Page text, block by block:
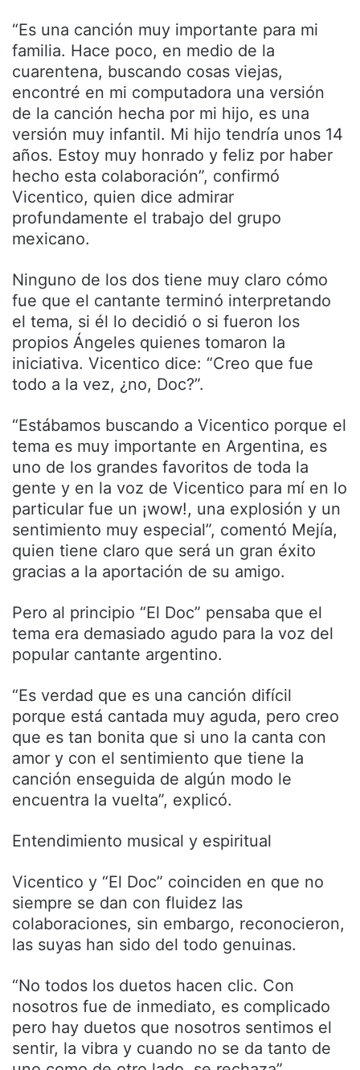
“Es una canción muy importante para mi
familia. Hace poco, en medio de la
cuarentena, buscando cosas viejas,
encontré en mi computadora una versión
de la canción hecha por mi hijo, es una
versión muy infantil. Mi hijo tendría unos 14
años. Estoy muy honrado y feliz por haber
hecho esta colaboración”, confirmó
Vicentico, quien dice admirar
profundamente el trabajo del grupo
mexicano.
Ninguno de los dos tiene muy claro cómo
fue que el cantante terminó interpretando
el tema, si él lo decidió o si fueron los
propios Ángeles quienes tomaron la
iniciativa. Vicentico dice: “Creo que fue
todo a la vez, ¿no, Doc?”.
“Estábamos buscando a Vicentico porque el
tema es muy importante en Argentina, es
uno de los grandes favoritos de toda la
gente y en la voz de Vicentico para mí en lo
particular fue un ¡wow!, una explosión y un
sentimiento muy especial”, comentó Mejía,
quien tiene claro que será un gran éxito
gracias a la aportación de su amigo.
Pero al principio “El Doc” pensaba que el
tema era demasiado agudo para la voz del
popular cantante argentino.
“Es verdad que es una canción difícil
porque está cantada muy aguda, pero creo
que es tan bonita que si uno la canta con
amor y con el sentimiento que tiene la
canción enseguida de algún modo le
encuentra la vuelta”, explicó.
Entendimiento musical y espiritual
Vicentico y “El Doc” coinciden en que no
siempre se dan con fluidez las
colaboraciones, sin embargo, reconocieron,
las suyas han sido del todo genuinas.
“No todos los duetos hacen clic. Con
nosotros fue de inmediato, es complicado
pero hay duetos que nosotros sentimos el
sentir, la vibra y cuando no se da tanto de